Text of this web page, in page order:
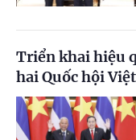
Triển khai hiệu
hai Quốc hội